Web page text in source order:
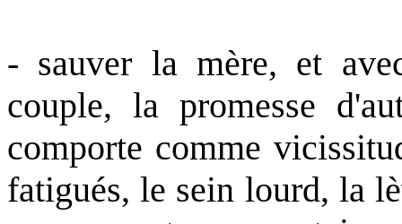
- sauver la mère, et
couple, la promesse
comporte comme
fatigués, le sein lourd, la